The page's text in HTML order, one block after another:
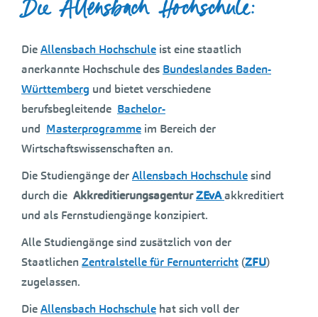
Die Allensbach Hochschule:
DieAllensbach Hochschule ist eine staatlich
anerkannte Hochschule des Bundeslandes Baden-
Württemberg und bietet verschiedene
berufsbegleitende Bachelor-
und Masterprogramme im Bereich der
Wirtschaftswissenschaften an.
Die Studiengänge derAllensbach Hochschulesind
durch die AkkreditierungsagenturZEvAakkreditiert
und als Fernstudiengänge konzipiert.
Alle Studiengänge sind zusätzlich von der
Staatlichen Zentralstelle für Fernunterricht (ZFU)
zugelassen.
DieAllensbach Hochschule hat sich voll der